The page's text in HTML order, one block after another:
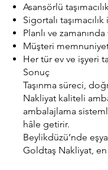
Asansörlü
Sigortalı
Planlı ve
Müşteri
Her tür ev ve işyeri
Sonuç
Taşınma süreci,
Nakliyat kaliteli
ambalajlama
hâle getirir.
Beylikdüzü’nde
Goldtaş Nakliyat,